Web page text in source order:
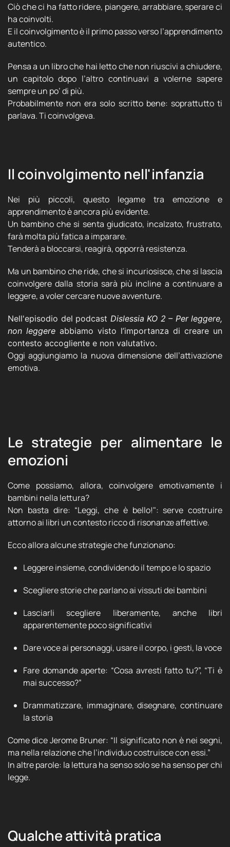
Ciò che ci ha fatto ridere, piangere, arrabbiare, sperare ci
ha coinvolti.
E il coinvolgimento è il primo passo verso l’apprendimento
autentico.
Pensa a un libro che hai letto che non riuscivi a chiudere,
un capitolo dopo l’altro continuavi a volerne sapere
sempre un po’ di più.
Probabilmente non era solo scritto bene: soprattutto ti
parlava. Ti coinvolgeva.
Il coinvolgimento nell'infanzia
Nei più piccoli, questo legame tra emozione e
apprendimento è ancora più evidente.
Un bambino che si senta giudicato, incalzato, frustrato,
farà molta più fatica a imparare.
Tenderà a bloccarsi, reagirà, opporrà resistenza.
Ma un bambino che ride, che si incuriosisce, che si lascia
coinvolgere dalla storia sarà più incline a continuare a
leggere, a voler cercare nuove avventure.
Nell'episodio del podcast Dislessia KO 2 – Per leggere,
non leggere abbiamo visto l’importanza di creare un
contesto accogliente e non valutativo.
Oggi aggiungiamo la nuova dimensione dell’attivazione
emotiva.
Le strategie per alimentare le
emozioni
Come possiamo, allora, coinvolgere emotivamente i
bambini nella lettura?
Non basta dire: “Leggi, che è bello!": serve costruire
attorno ai libri un contesto ricco di risonanze affettive.
Ecco allora alcune strategie che funzionano:
Leggere insieme, condividendo il tempo e lo spazio
Scegliere storie che parlano ai vissuti dei bambini
Lasciarli scegliere liberamente, anche libri
apparentemente poco significativi
Dare voce ai personaggi, usare il corpo, i gesti, la voce
Fare domande aperte: “Cosa avresti fatto tu?”, “Ti è
mai successo?”
Drammatizzare, immaginare, disegnare, continuare
la storia
Come dice Jerome Bruner: “Il significato non è nei segni,
ma nella relazione che l’individuo costruisce con essi.”
In altre parole: la lettura ha senso solo se ha senso per chi
legge.
Qualche attività pratica